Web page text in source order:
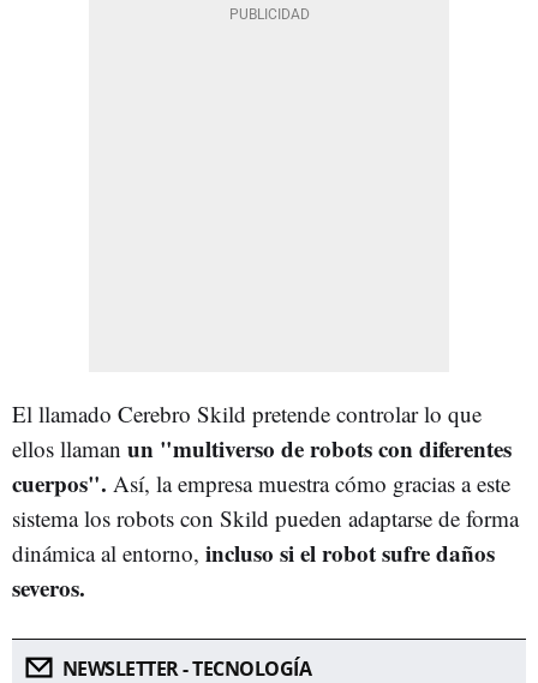
El llamado Cerebro Skild pretende controlar lo que
ellos llaman un "multiverso de robots con diferentes
cuerpos". Así, la empresa muestra cómo gracias a este
sistema los robots con Skild pueden adaptarse de forma
dinámica al entorno, incluso si el robot sufre daños
severos.
NEWSLETTER - TECNOLOGÍA